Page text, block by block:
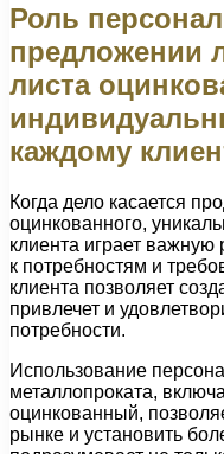
Роль
предложении
листа
каждому
Когда дело касается
оцинкованного,
клиента играет важную
к потребностям и
клиента позволяет
привлечет и
потребности.
Использование
металлопроката,
оцинкованный,
рынке и установить